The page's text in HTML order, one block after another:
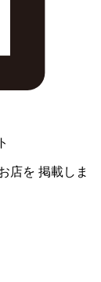
店を 掲載しま